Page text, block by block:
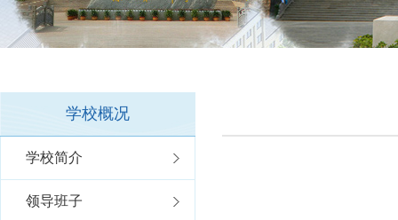
学校概况
学校简介
领导班子